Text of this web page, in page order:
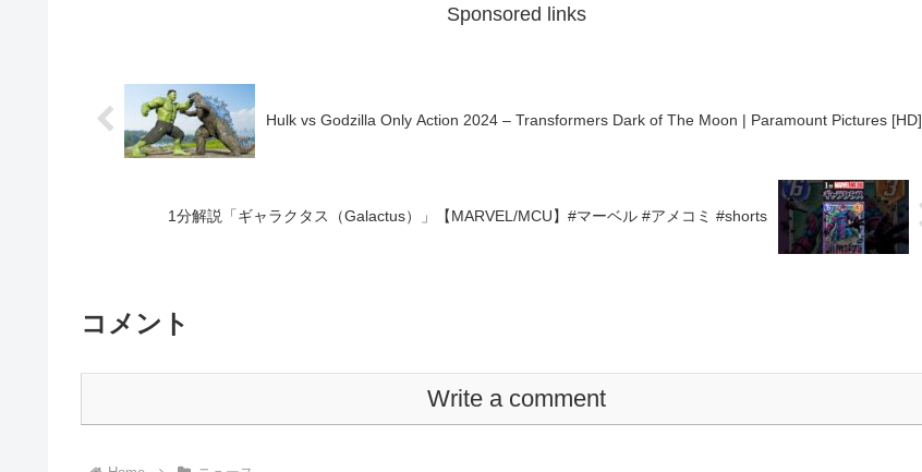
Sponsored links
Hulk vs Godzilla Only Action 2024 – Transformers Dark of The Moon | Paramount Pictures [HD]
1分解説「ギャラクタス（Galactus）」【MARVEL/MCU】#マーベル #アメコミ #shorts
コメント
Write a comment